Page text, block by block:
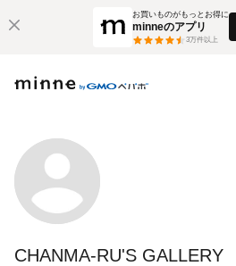
お買いものがもっとお得に
minneのアプリ
3万件以上
CHANMA-RU'S GALLERY